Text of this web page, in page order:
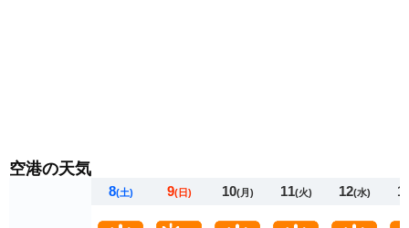
空港の天気
8(土) 9(日) 10(月) 11(火) 12(水)